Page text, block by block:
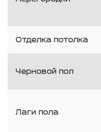
Отделка потолка
Черновой пол
Лаги пола